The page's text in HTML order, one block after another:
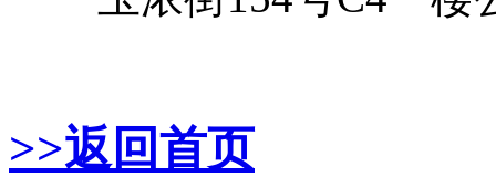
>>返回首页